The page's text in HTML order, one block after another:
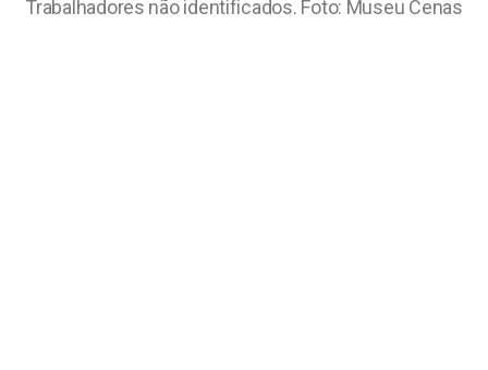
Trabalhadores não identificados. Foto: Museu Cenas